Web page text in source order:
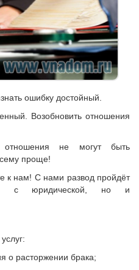
ошибку достойный.
Возобновить отношения
не могут быть
проще!
к нам! С нами развод пройдёт
с юридической, но и
о расторжении брака;